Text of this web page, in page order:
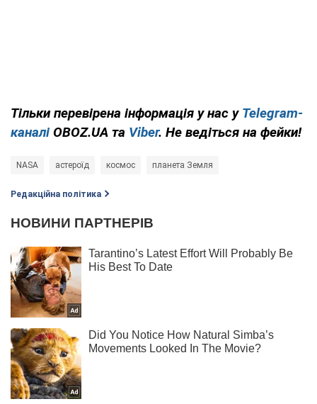
Тільки перевірена інформація у нас у Telegram-
каналі OBOZ.UA та Viber. Не ведіться на фейки!
NASA астероїд космос планета Земля
Редакційна політика